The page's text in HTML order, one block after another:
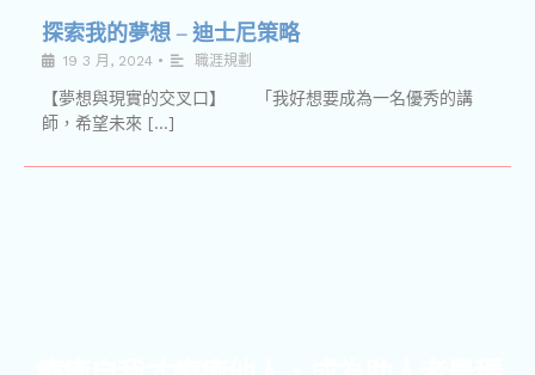
探索我的夢想 – 迪士尼策略
19 3 月, 2024 • 職涯規劃
【夢想與現實的交叉口】 「我好想要成為一名優秀的講
師，希望未來 […]